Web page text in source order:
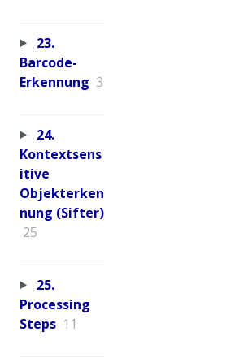
23.
Barcode-
Erkennung 3
24.
Kontextsens
itive
Objekterken
nung (Sifter)
25
25.
Processing
Steps 11